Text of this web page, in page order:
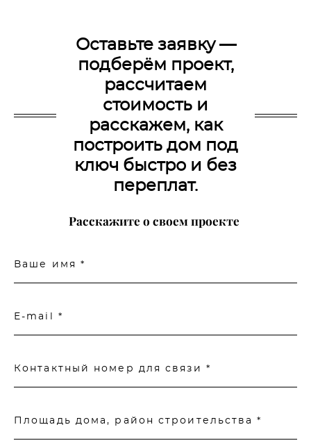
Оставьте заявку —
подберём проект,
рассчитаем
стоимость и
расскажем, как
построить дом под
ключ быстро и без
переплат.
Расскажите о своем проекте
Ваше имя *
E-mail *
Контактный номер для связи *
Площадь дома, район строительства *